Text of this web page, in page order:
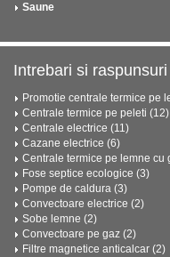
Saune
Intrebari si raspunsuri
Promotie centrale termice pe
Centrale termice pe peleti (12)
Centrale electrice (11)
Cazane electrice (6)
Centrale termice pe lemne cu
Fose septice ecologice (3)
Pompe de caldura (3)
Convectoare electrice (2)
Sobe lemne (2)
Convectoare pe gaz (2)
Filtre magnetice anticalcar (2)